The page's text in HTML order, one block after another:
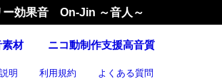
ー効果音 On-Jin ～音人～
素材 ニコ動制作支援高音質
明 利用規約 よくある質問